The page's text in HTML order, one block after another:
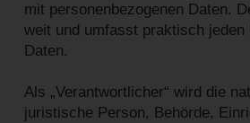
mit personenbezogenen Daten.
weit und umfasst praktisch jeden
Daten.
Als „Verantwortlicher“ wird die
juristische Person, Behörde,